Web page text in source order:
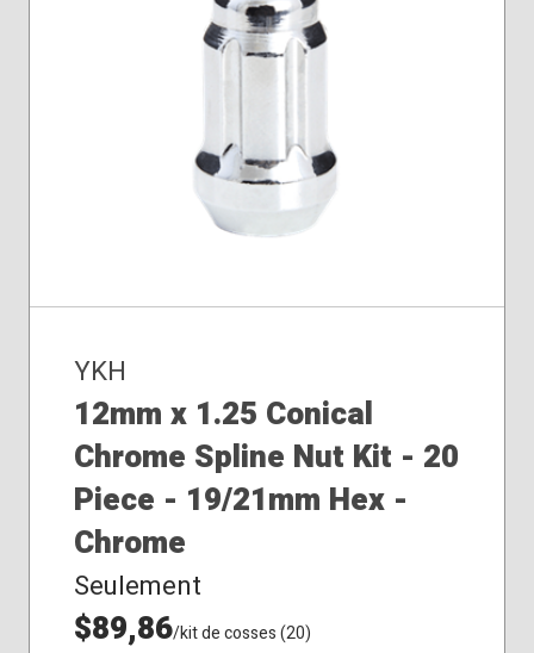
YKH
12mm x 1.25 Conical
Chrome Spline Nut Kit - 20
Piece - 19/21mm Hex -
Chrome
Seulement
$89,86/kit de cosses (20)